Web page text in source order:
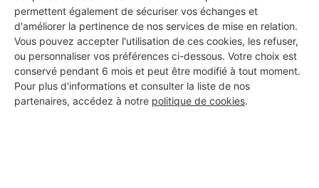
permettent également de sécuriser vos échanges et
d'améliorer la pertinence de nos services de mise en relation.
Vous pouvez accepter l'utilisation de ces cookies, les refuser,
ou personnaliser vos préférences ci-dessous. Votre choix est
conservé pendant 6 mois et peut être modifié à tout moment.
Pour plus d'informations et consulter la liste de nos
partenaires, accédez à notre politique de cookies.
Aucun autre professionnel disponible dans cette zone
géographique.